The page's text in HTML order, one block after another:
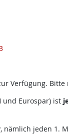
Verfügung.
und Eurospar) ist
, nämlich jeden 1.